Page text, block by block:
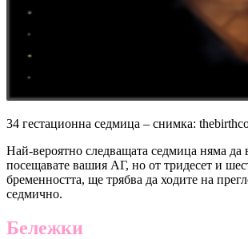
34 гестационна седмица – снимка:
Най-вероятно следващата седмица няма да
посещавате вашия АГ, но от тридесет и
бременността, ще трябва да ходите на
седмично.
Бележки